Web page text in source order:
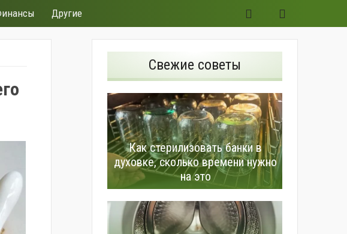
Другие
Свежие советы
Как стерилизовать банки в
духовке, сколько времени нужно
на это